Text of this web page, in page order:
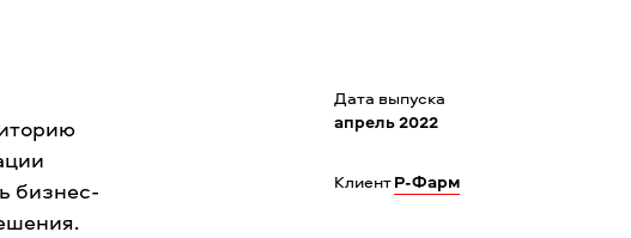
бизнес-
Дата выпуска
апрель 2022
КлиентР-Фарм